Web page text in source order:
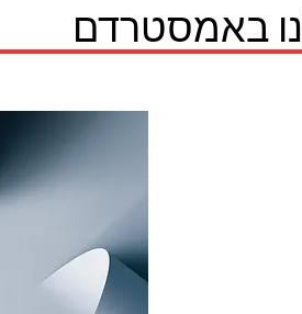
באמסטרדם